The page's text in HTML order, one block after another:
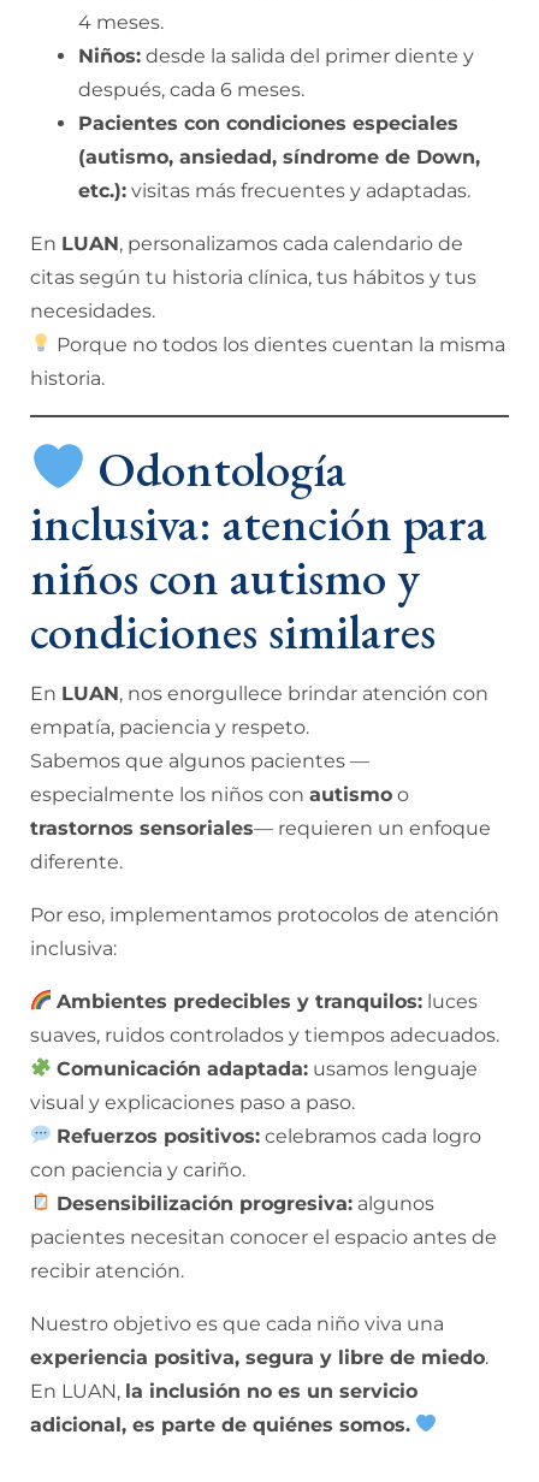
4 meses.
Niños: desde la salida del primer diente y
después, cada 6 meses.
Pacientes con condiciones especiales
(autismo, ansiedad, síndrome de Down,
etc.): visitas más frecuentes y adaptadas.
En LUAN, personalizamos cada calendario de
citas según tu historia clínica, tus hábitos y tus
necesidades.
Porque no todos los dientes cuentan la misma
historia.
Odontología
inclusiva: atención para
niños con autismo y
condiciones similares
En LUAN, nos enorgullece brindar atención con
empatía, paciencia y respeto.
Sabemos que algunos pacientes —
especialmente los niños con autismo o
trastornos sensoriales— requieren un enfoque
diferente.
Por eso, implementamos protocolos de atención
inclusiva:
Ambientes predecibles y tranquilos: luces
suaves, ruidos controlados y tiempos adecuados.
Comunicación adaptada: usamos lenguaje
visual y explicaciones paso a paso.
Refuerzos positivos: celebramos cada logro
con paciencia y cariño.
Desensibilización progresiva: algunos
pacientes necesitan conocer el espacio antes de
recibir atención.
Nuestro objetivo es que cada niño viva una
experiencia positiva, segura y libre de miedo.
En LUAN, la inclusión no es un servicio
adicional, es parte de quiénes somos.